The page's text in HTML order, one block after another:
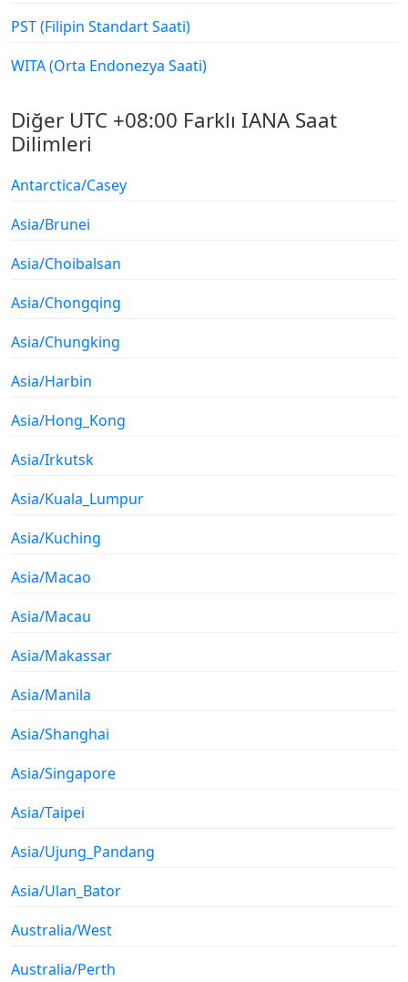
PST (Filipin Standart Saati)
WITA (Orta Endonezya Saati)
Diğer UTC +08:00 Farklı IANA Saat
Dilimleri
Antarctica/Casey
Asia/Brunei
Asia/Choibalsan
Asia/Chongqing
Asia/Chungking
Asia/Harbin
Asia/Hong_Kong
Asia/Irkutsk
Asia/Kuala_Lumpur
Asia/Kuching
Asia/Macao
Asia/Macau
Asia/Makassar
Asia/Manila
Asia/Shanghai
Asia/Singapore
Asia/Taipei
Asia/Ujung_Pandang
Asia/Ulan_Bator
Australia/West
Australia/Perth